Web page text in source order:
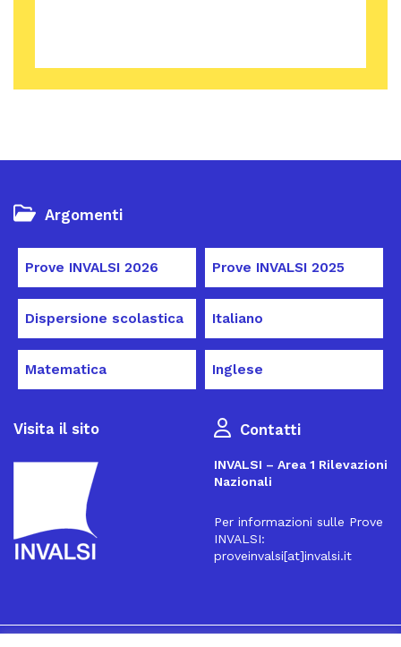
Argomenti
Prove INVALSI 2026 Prove INVALSI 2025
Dispersione scolastica Italiano
Matematica Inglese
Visita il sito Contatti
INVALSI – Area 1 Rilevazioni
Nazionali
Per informazioni sulle Prove
INVALSI:
proveinvalsi[at]invalsi.it